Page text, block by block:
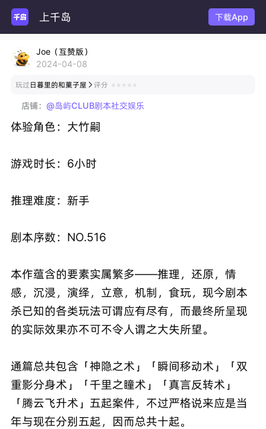
上千岛 下载App
Joe（互赞版）
2024-04-08
玩过 日暮里的和菓子屋  评分
店铺： @岛屿CLUB剧本社交娱乐
体验角色：大竹嗣
游戏时长：6小时
推理难度：新手
剧本序数：NO.516
本作蕴含的要素实属繁多——推理，还原，情
感，沉浸，演绎，立意，机制，食玩，现今剧本
杀已知的各类玩法可谓应有尽有，而最终所呈现
的实际效果亦不可不令人谓之大失所望。
通篇总共包含「神隐之术」「瞬间移动术」「双
重影分身术」「千里之瞳术」「真言反转术」
「腾云飞升术」五起案件，不过严格说来应是当
年与现在分别五起，因而总共十起。